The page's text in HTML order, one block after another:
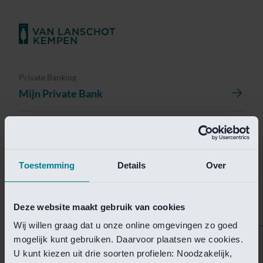
Toestemming Details Over
Deze website maakt gebruik van cookies
Wij willen graag dat u onze online omgevingen zo goed
mogelijk kunt gebruiken. Daarvoor plaatsen we cookies.
U kunt kiezen uit drie soorten profielen: Noodzakelijk,
Private Banking
Mijn Private Bank
Helaas is deze pagina